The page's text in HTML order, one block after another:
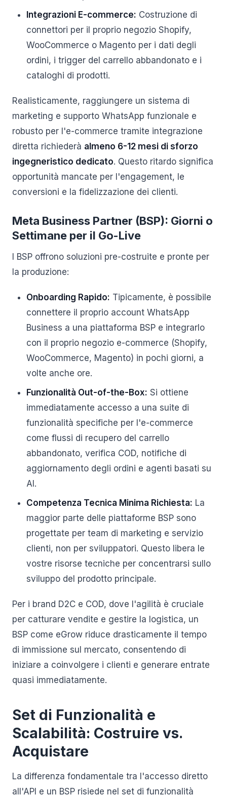
Integrazioni E-commerce: Costruzione di
connettori per il proprio negozio Shopify,
WooCommerce o Magento per i dati degli
ordini, i trigger del carrello abbandonato e i
cataloghi di prodotti.
Realisticamente, raggiungere un sistema di
marketing e supporto WhatsApp funzionale e
robusto per l'e-commerce tramite integrazione
diretta richiederà almeno 6-12 mesi di sforzo
ingegneristico dedicato. Questo ritardo significa
opportunità mancate per l'engagement, le
conversioni e la fidelizzazione dei clienti.
Meta Business Partner (BSP): Giorni o
Settimane per il Go-Live
I BSP offrono soluzioni pre-costruite e pronte per
la produzione:
Onboarding Rapido: Tipicamente, è possibile
connettere il proprio account WhatsApp
Business a una piattaforma BSP e integrarlo
con il proprio negozio e-commerce (Shopify,
WooCommerce, Magento) in pochi giorni, a
volte anche ore.
Funzionalità Out-of-the-Box: Si ottiene
immediatamente accesso a una suite di
funzionalità specifiche per l'e-commerce
come flussi di recupero del carrello
abbandonato, verifica COD, notifiche di
aggiornamento degli ordini e agenti basati su
AI.
Competenza Tecnica Minima Richiesta: La
maggior parte delle piattaforme BSP sono
progettate per team di marketing e servizio
clienti, non per sviluppatori. Questo libera le
vostre risorse tecniche per concentrarsi sullo
sviluppo del prodotto principale.
Per i brand D2C e COD, dove l'agilità è cruciale
per catturare vendite e gestire la logistica, un
BSP come eGrow riduce drasticamente il tempo
di immissione sul mercato, consentendo di
iniziare a coinvolgere i clienti e generare entrate
quasi immediatamente.
Set di Funzionalità e
Scalabilità: Costruire vs.
Acquistare
La differenza fondamentale tra l'accesso diretto
all'API e un BSP risiede nel set di funzionalità